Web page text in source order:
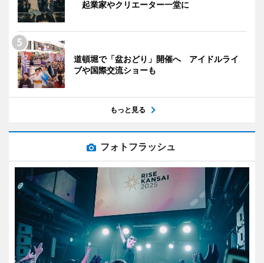
起業家やクリエーター一堂に
道頓堀で「盆おどり」開催へ アイドルライ
ブや国際交流ショーも
もっと見る
フォトフラッシュ